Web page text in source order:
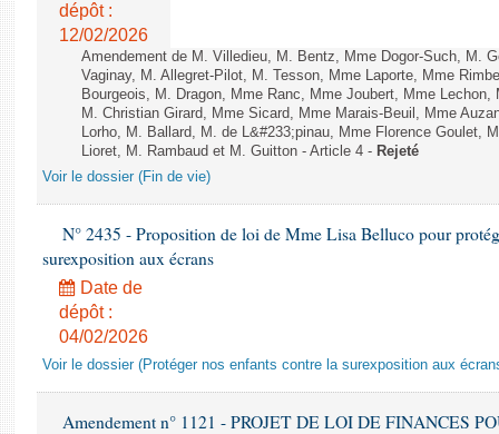
dépôt :
12/02/2026
Amendement de M. Villedieu, M. Bentz, Mme Dogor-Such, M.
Vaginay, M. Allegret-Pilot, M. Tesson, Mme Laporte, Mme
Bourgeois, M. Dragon, Mme Ranc, Mme Joubert, Mme
M. Christian Girard, Mme Sicard, Mme Marais-Beuil, Mme
Lorho, M. Ballard, M. de L&#233;pinau, Mme Florence Goulet,
Lioret, M. Rambaud et M. Guitton - Article 4 - Rejeté
Voir le dossier (Fin de vie)
N° 2435 - Proposition de loi de Mme Lisa Belluco pour
surexposition aux écrans
Date de
dépôt :
04/02/2026
Voir le dossier (Protéger nos enfants contre la surexposition aux
Amendement n° 1121 - PROJET DE LOI DE FINANCES